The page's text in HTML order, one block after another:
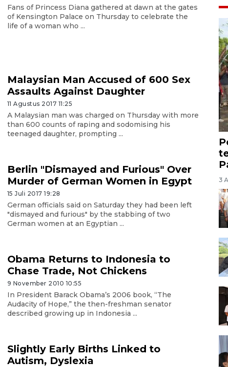
Fans of Princess Diana gathered at dawn at the gates
of Kensington Palace on Thursday to celebrate the
life of a woman who ...
Malaysian Man Accused of 600 Sex
Assaults Against Daughter
11 Agustus 2017 11:25
A Malaysian man was charged on Thursday with more
than 600 counts of raping and sodomising his
teenaged daughter, prompting ...
Berlin "Dismayed and Furious" Over
Murder of German Women in Egypt
15 Juli 2017 19:28
German officials said on Saturday they had been left
"dismayed and furious" by the stabbing of two
German women at an Egyptian ...
Obama Returns to Indonesia to
Chase Trade, Not Chickens
9 November 2010 10:55
In President Barack Obama’s 2006 book, “The
Audacity of Hope,” the then-freshman senator
described growing up in Indonesia ...
Slightly Early Births Linked to
Autism, Dyslexia
3